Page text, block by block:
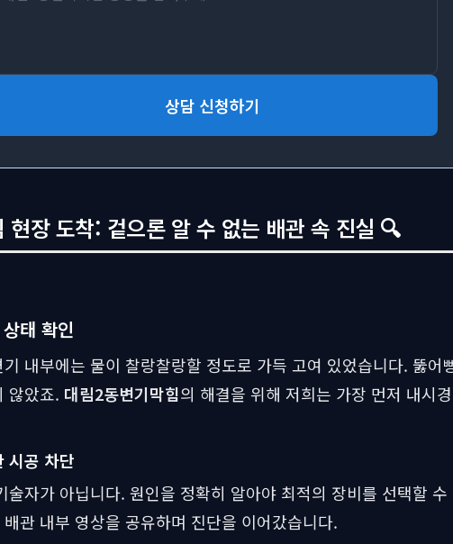
상담 신청하기
현장 도착: 겉으론 알 수 없는 배관 속 진실 🔍
태 확인
내부에는 물이 찰랑찰랑할 정도로 가득 고여 있었습니다. 뚫어
않았죠. 대림2동변기막힘의 해결을 위해 저희는 가장 먼저 내시
시공 차단
술자가 아닙니다. 원인을 정확히 알아야 최적의 장비를 선택할
관 내부 영상을 공유하며 진단을 이어갔습니다.